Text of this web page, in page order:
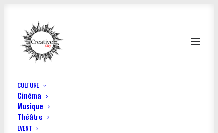
CULTURE
Cinéma
Musique
Théâtre
EVENT